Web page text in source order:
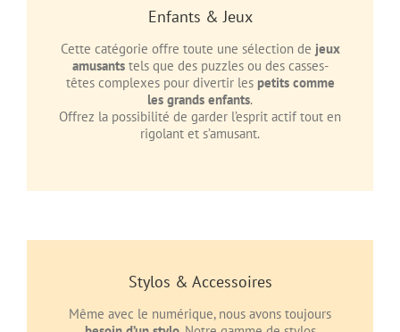
Enfants & Jeux
Cette catégorie offre toute une sélection de jeux
amusantstels que des puzzles ou des casses-
têtes complexes pour divertir les petits comme
les grands enfants.
Offrez la possibilité de garder l’esprit actif tout en
rigolant et s’amusant.
Stylos & Accessoires
Même avec le numérique, nous avons toujours